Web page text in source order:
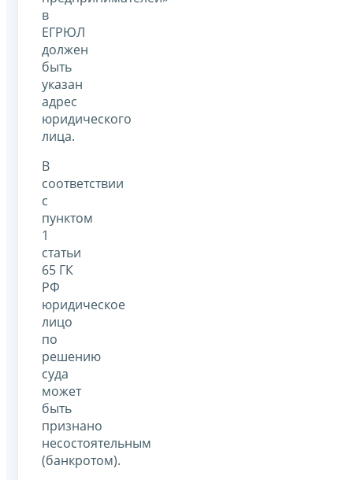
в
ЕГРЮЛ
должен
быть
указан
адрес
юридического
лица.
В
соответствии
с
пунктом
1
статьи
65 ГК
РФ
юридическое
лицо
по
решению
суда
может
быть
признано
несостоятельным
(банкротом).